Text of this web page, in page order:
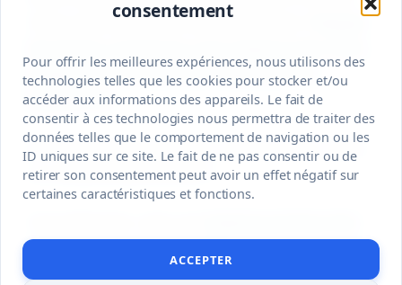
consentement
Pour offrir les meilleures expériences, nous utilisons des
technologies telles que les cookies pour stocker et/ou
accéder aux informations des appareils. Le fait de
consentir à ces technologies nous permettra de traiter des
données telles que le comportement de navigation ou les
ID uniques sur ce site. Le fait de ne pas consentir ou de
retirer son consentement peut avoir un effet négatif sur
certaines caractéristiques et fonctions.
ACCEPTER
trait ou de rêver à vos futures fenêtres,
l’équipe
projet tient la route techniquement et
légalement.
Mais que signifie vraiment « tenir la route » dans
ce contexte administratif ?
règles d’urbanisme locales
régit votre parcelle. C’est une étape de